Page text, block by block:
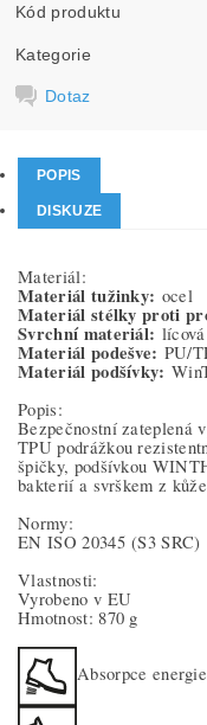
Kód produktu
Kategorie
Dotaz
POPIS
DISKUZE
Materiál:
Materiál tužinky: ocel
Materiál stélky proti
Svrchní materiál:
Materiál podešve: PU/
Materiál podšívky:
Popis:
Bezpečnostní zateplená
TPU podrážkou
špičky, podšívkou
bakterií a svrškem z
Normy:
EN ISO 20345(S3 SRC)
Vlastnosti:
Vyrobeno v EU
Hmotnost: 870 g
Absorpce